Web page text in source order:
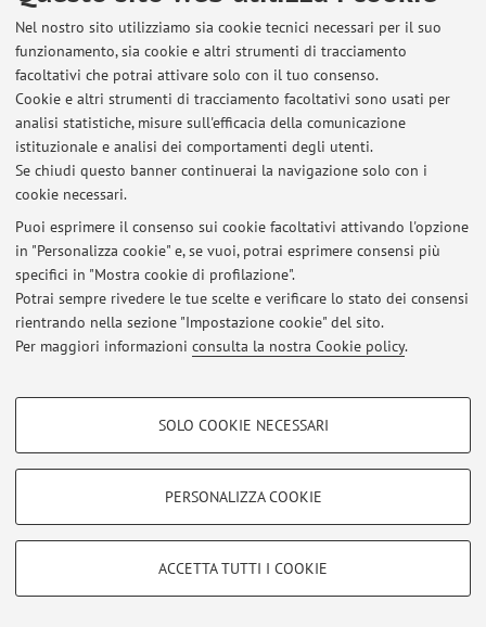
Nel nostro sito utilizziamo sia cookie tecnici necessari per il suo
funzionamento, sia cookie e altri strumenti di tracciamento
facoltativi che potrai attivare solo con il tuo consenso.
Cookie e altri strumenti di tracciamento facoltativi sono usati per
analisi statistiche, misure sull'efficacia della comunicazione
istituzionale e analisi dei comportamenti degli utenti.
Se chiudi questo banner continuerai la navigazione solo con i
cookie necessari.
Puoi esprimere il consenso sui cookie facoltativi attivando l'opzione
in "Personalizza cookie" e, se vuoi, potrai esprimere consensi più
specifici in "Mostra cookie di profilazione".
Potrai sempre rivedere le tue scelte e verificare lo stato dei consensi
rientrando nella sezione "Impostazione cookie" del sito.
Per maggiori informazioni consulta la nostra Cookie policy.
COOKIE DI PROFILAZIONE - FACOLTATIVI
COOKIE TECNICI - NECESSARI
Si tratta di cookie tecnici utilizzati, a titolo esemplificativo, per il corretto
SOLO COOKIE NECESSARI
PERSONALIZZA COOKIE
ACCETTA TUTTI I COOKIE
Ultimi avvisi
Al momento non sono presenti avvisi.
Area riservata
Accedi tramiteloginper gestire tutti i contenuti del sito.
Zamboni, 33 - 40126 Bologna - Partita IVA: 01131710376
|Note legali| Impostazioni Cookie